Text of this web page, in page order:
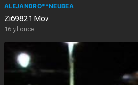
ALEJANDRO**NEUBEA
Zi69821.Mov
16 yıl önce